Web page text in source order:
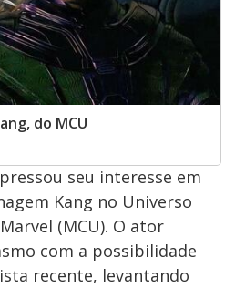
do MCU
seu interesse em
Kang no Universo
(MCU). O ator
com a possibilidade
recente, levantando